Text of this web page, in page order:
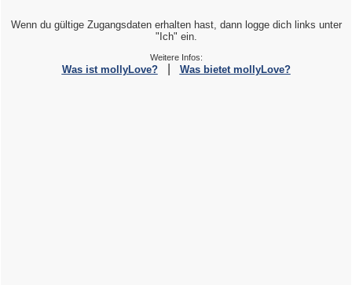
Wenn du gültige Zugangsdaten erhalten hast, dann logge dich links unter
"Ich" ein.
Weitere Infos:
Was ist mollyLove?| Was bietet mollyLove?